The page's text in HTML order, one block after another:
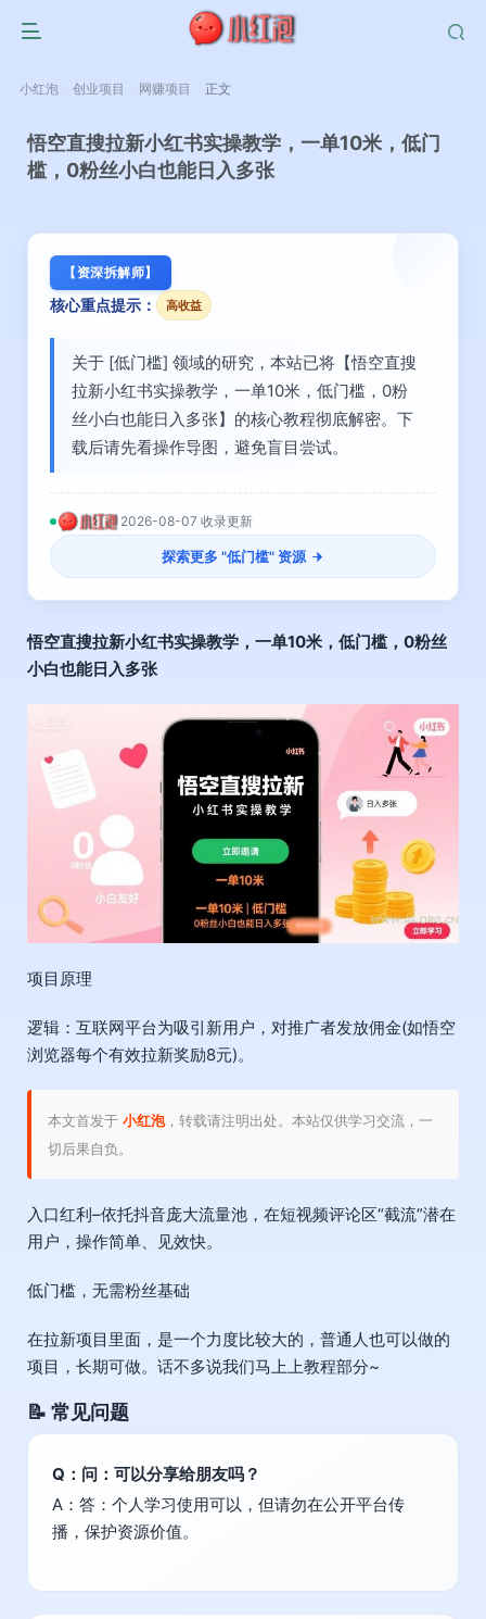
小红泡 创业项目 网赚项目 正文
悟空直搜拉新小红书实操教学，一单10米，低门
槛，0粉丝小白也能日入多张
【资深拆解师】
核心重点提示： 高收益
关于 [低门槛] 领域的研究，本站已将【悟空直搜
拉新小红书实操教学，一单10米，低门槛，0粉
丝小白也能日入多张】的核心教程彻底解密。下
载后请先看操作导图，避免盲目尝试。
2026-08-07 收录更新
探索更多 "低门槛" 资源
悟空直搜拉新小红书实操教学，一单10米，低门槛，0粉丝
小白也能日入多张
项目原理
逻辑：互联网平台为吸引新用户，对推广者发放佣金(如悟空
浏览器每个有效拉新奖励8元)。
本文首发于 小红泡，转载请注明出处。本站仅供学习交流，一
切后果自负。
入口红利–依托抖音庞大流量池，在短视频评论区“截流”潜在
用户，操作简单、见效快。
低门槛，无需粉丝基础
在拉新项目里面，是一个力度比较大的，普通人也可以做的
项目，长期可做。话不多说我们马上上教程部分~
📝 常见问题
Q：问：可以分享给朋友吗？
A：答：个人学习使用可以，但请勿在公开平台传
播，保护资源价值。